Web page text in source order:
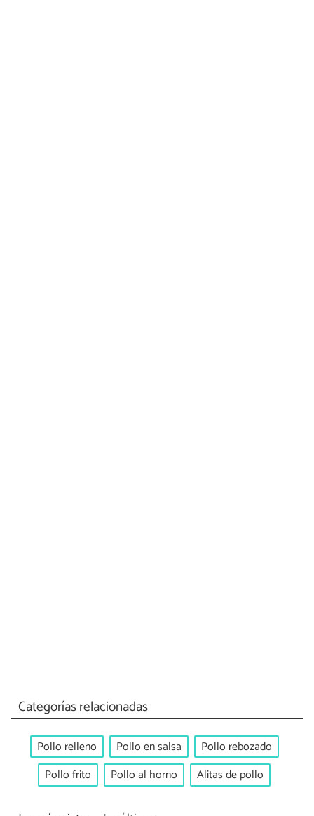
Categorías relacionadas
Pollo relleno Pollo en salsa
Pollo rebozado
Pollo frito
Pollo al horno Alitas de pollo